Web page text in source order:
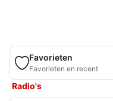
Favorieten
Favorieten en recent
Radio's